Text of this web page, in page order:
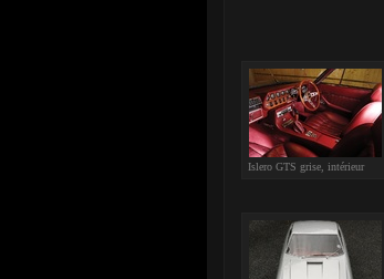
Islero GTS grise, intérieur